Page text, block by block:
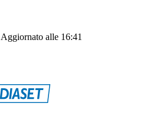
Aggiornato alle 16:41